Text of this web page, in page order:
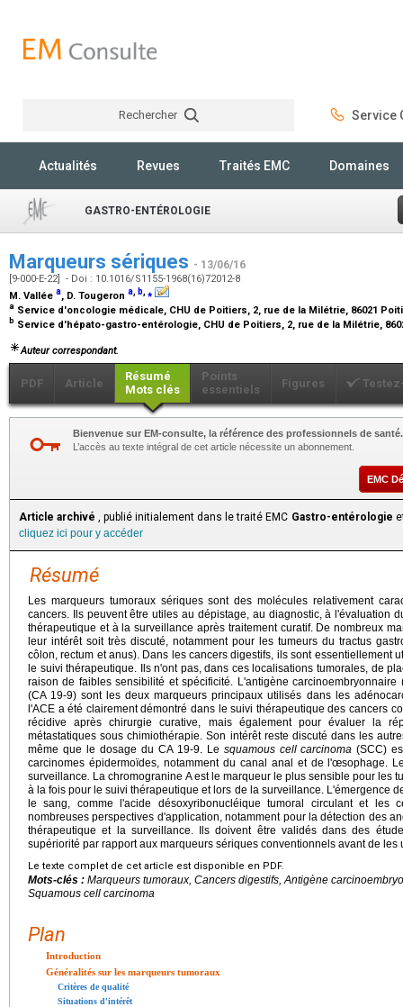
Rechercher Service
Actualités Revues Traités EMC Domaines
GASTRO-ENTÉROLOGIE
Marqueurs sériques - 13/06/16
[9-000-E-22] - Doi : 10.1016/S1155-1968(16)72012-8
M. Vallée a, D. Tougeron a, b,⁎
a Service d'oncologie médicale, CHU de Poitiers, 2, rue de la Milétrie, 86021
b Service d'hépato-gastro-entérologie, CHU de Poitiers, 2, rue de la Milétrie,
Auteur correspondant.
PDF Article
Résumé
Mots clés
Points
essentiels
Figures
Bienvenue sur EM-consulte, la référence des professionnels de santé.
L’accès au texte intégral de cet article nécessite un abonnement.
EMC
Article archivé , publié initialement dans le traité EMC Gastro-entérologie
cliquez ici pour y accéder
Résumé
Les marqueurs tumoraux sériques sont des molécules relativement
cancers. Ils peuvent être utiles au dépistage, au diagnostic, à l'évaluation
thérapeutique et à la surveillance après traitement curatif. De nombreux
leur intérêt soit très discuté, notamment pour les tumeurs du tractus
côlon, rectum et anus). Dans les cancers digestifs, ils sont essentiellement
le suivi thérapeutique. Ils n'ont pas, dans ces localisations tumorales, de
raison de faibles sensibilité et spécificité. L'antigène
(CA 19-9) sont les deux marqueurs principaux utilisés dans les
l'ACE a été clairement démontré dans le suivi thérapeutique des cancers
récidive après chirurgie curative, mais également pour évaluer la
métastatiques sous chimiothérapie. Son intérêt reste discuté dans les
même que le dosage du CA 19-9. Le squamous cell carcinoma (SCC)
carcinomes épidermoïdes, notamment du canal anal et de l'œsophage.
surveillance. La chromogranine A est le marqueur le plus sensible pour les
à la fois pour le suivi thérapeutique et lors de la surveillance. L'émergence
le sang, comme l'acide désoxyribonucléique tumoral circulant et les
nombreuses perspectives d'application, notamment pour la détection des
thérapeutique et la surveillance. Ils doivent être validés dans des
supériorité par rapport aux marqueurs sériques conventionnels avant de les
Le texte complet de cet article est disponible en PDF.
Mots-clés : Marqueurs tumoraux, Cancers digestifs, Antigène
Squamous cell carcinoma
Plan
Introduction
Généralités sur les marqueurs tumoraux
Critères de qualité
Situations d'intérêt